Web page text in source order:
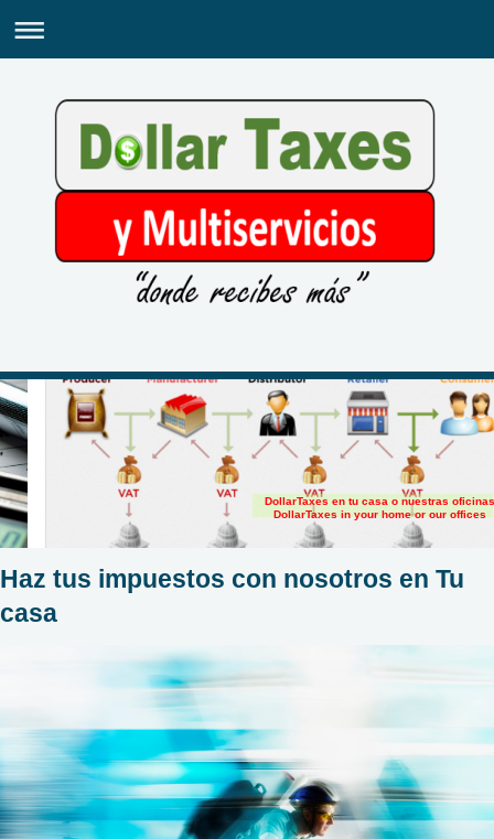
DollarTaxes en tu casa o nuestras oficinas
DollarTaxes in your home or our offices
Haz tus impuestos con nosotros en Tu
casa